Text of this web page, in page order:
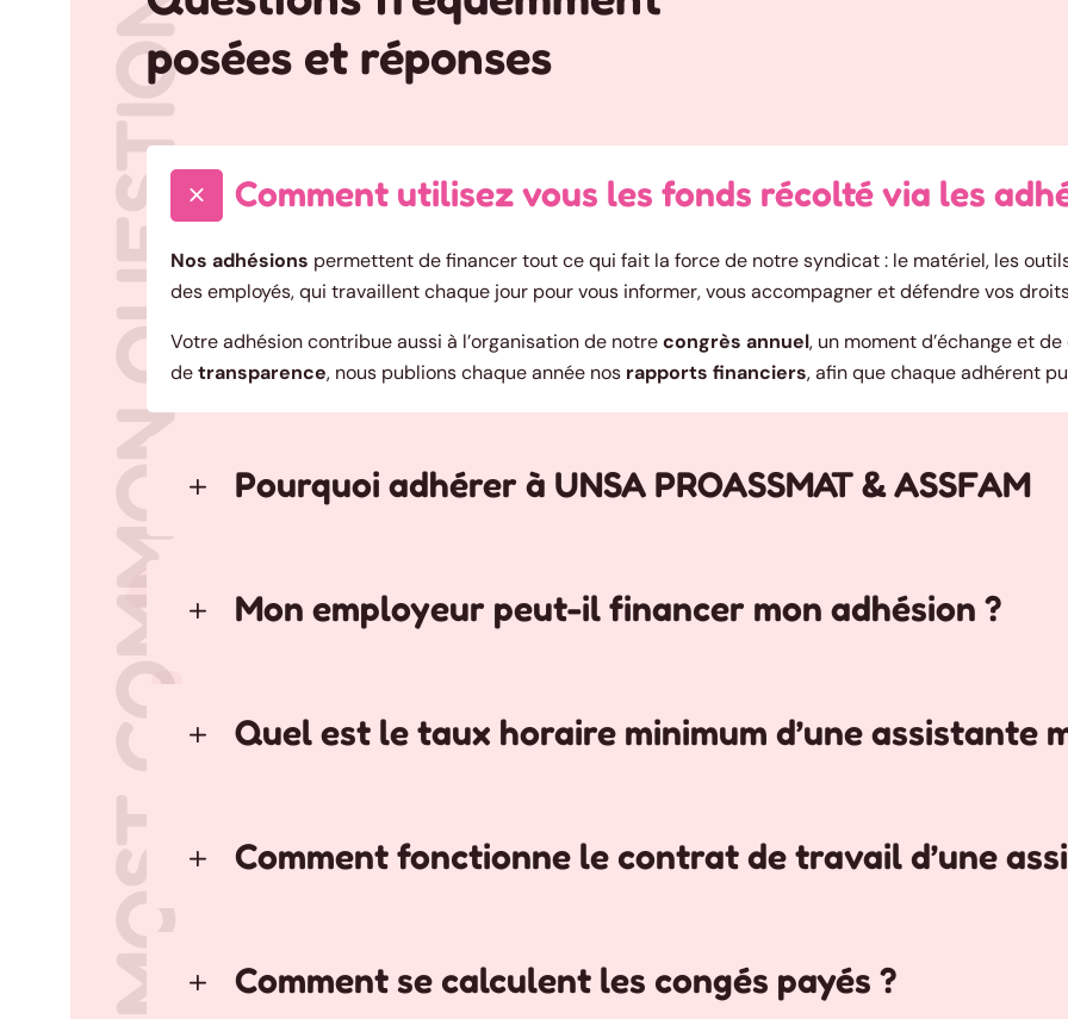
posées et réponses
Comment utilisez vous les fonds récolté via les
Nos adhésions permettent de financer tout ce qui fait la force de notre syndicat : le matériel, les
des employés, qui travaillent chaque jour pour vous informer, vous accompagner et défendre vos
Votre adhésion contribue aussi à l’organisation de notrecongrès annuel, un moment d’échange et
detransparence, nous publions chaque année nos rapports financiers, afin que chaque adhérent
Pourquoi adhérer à UNSA PROASSMAT & ASSFAM
Mon employeur peut-il financer mon adhésion ?
Quel est le taux horaire minimum d’une assistante
Comment fonctionne le contrat de travail d’une
Comment se calculent les congés payés ?
MOST COMMON QUESTIONS